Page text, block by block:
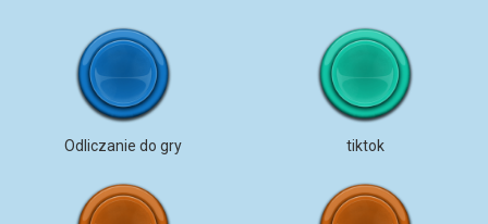
Odliczanie do gry tiktok